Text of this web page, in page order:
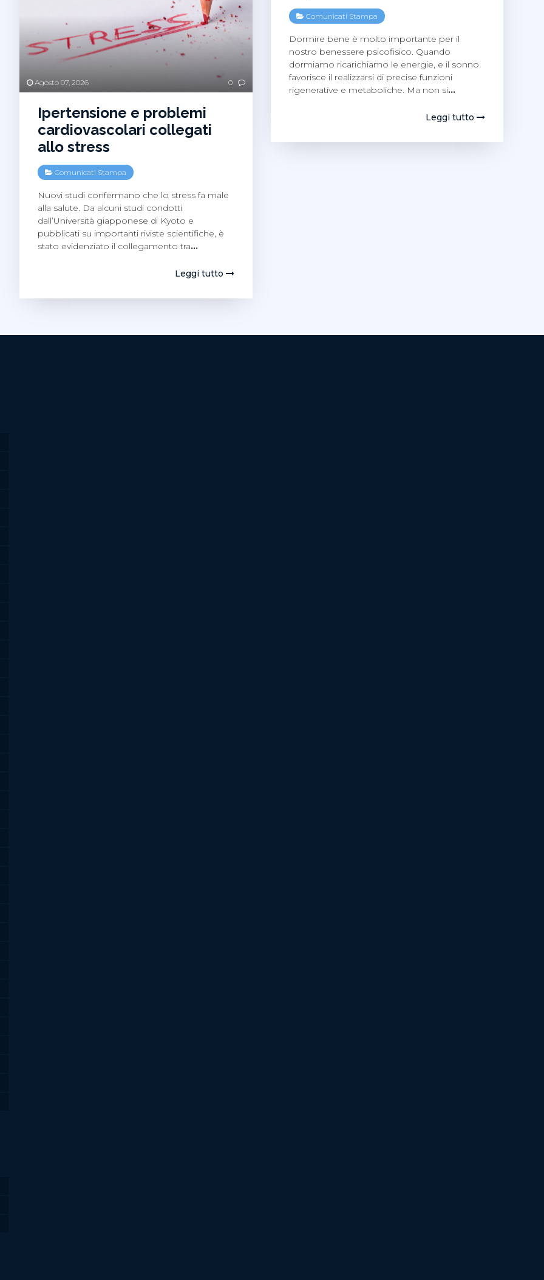
Bruno
Mafrici
Comunicati Stampa
Dormire bene è molto importante per il
nostro benessere psicofisico. Quando
dormiamo ricarichiamo le energie, e il sonno
favorisce il realizzarsi di precise funzioni
rigenerative e metaboliche. Ma non si…
Leggi tutto
Agosto 07, 2026 0
Ipertensione e problemi
cardiovascolari collegati
allo stress
Comunicati Stampa
Nuovi studi confermano che lo stress fa male
alla salute. Da alcuni studi condotti
dall’Università giapponese di Kyoto e
pubblicati su importanti riviste scientifiche, è
stato evidenziato il collegamento tra…
Leggi tutto